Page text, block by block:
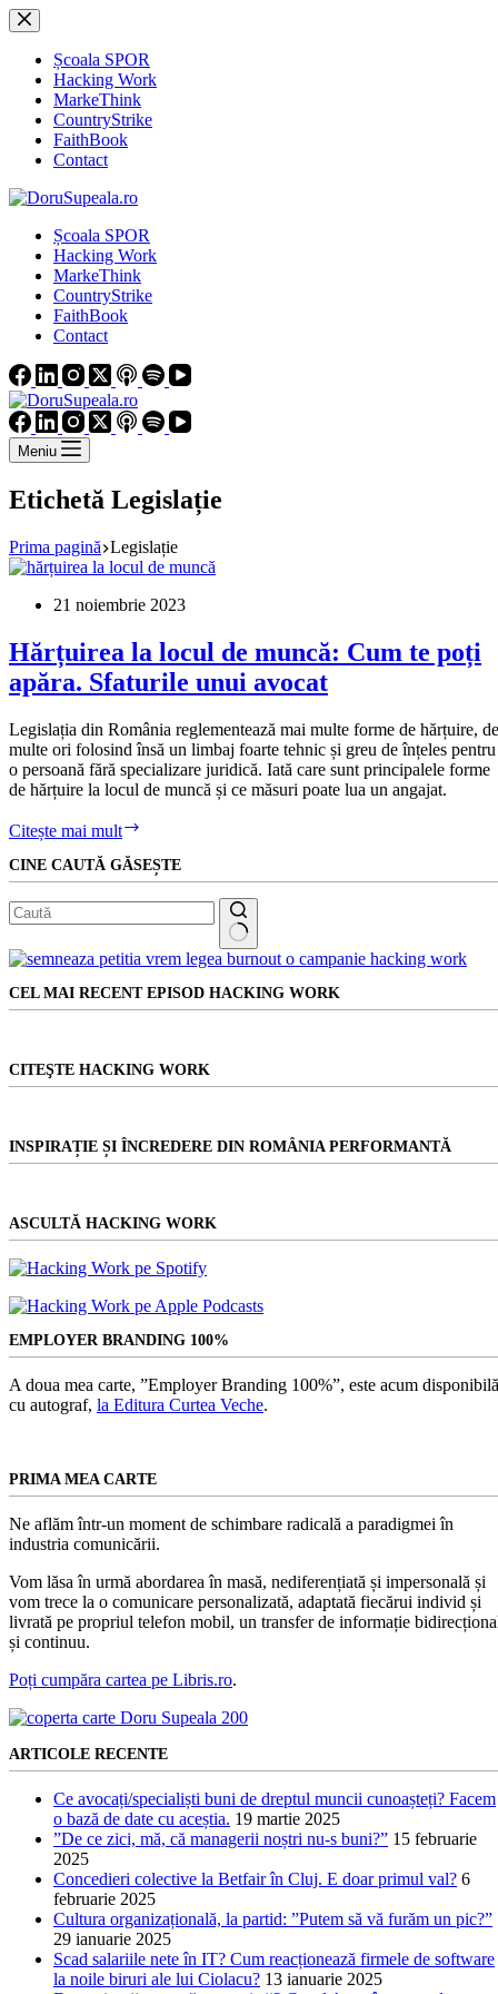
Sari
la
conținutȘcoala SPOR
Hacking Work
MarkeThink
CountryStrike
FaithBook
Contact
Școala SPOR
Hacking Work
MarkeThink
CountryStrike
FaithBook
Contact
Meniu
Etichetă Legislație
Prima pagină Legislație
21 noiembrie 2023
Hărțuirea la locul de muncă: Cum te poți
apăra. Sfaturile unui avocat
Legislația din România reglementează mai multe forme de hărțuire, de
multe ori folosind însă un limbaj foarte tehnic și greu de înțeles pentru
o persoană fără specializare juridică. Iată care sunt principalele forme
de hărțuire la locul de muncă și ce măsuri poate lua un angajat.
Citește mai mult
locul
de
muncă:
Cum
poți
apăra.
Sfaturile
CINE CAUTĂ GĂSEȘTE
Niciun
CEL MAI RECENT EPISOD HACKING WORK
CITEŞTE HACKING WORK
INSPIRAȚIE ȘI ÎNCREDERE DIN ROMÂNIA PERFORMANTĂ
ASCULTĂ HACKING WORK
EMPLOYER BRANDING 100%
A doua mea carte, ”Employer Branding 100%”, este acum
cu autograf, la Editura Curtea Veche.
PRIMA MEA CARTE
Ne aflăm într-un moment de schimbare radicală a paradigmei în
industria comunicării.
Vom lăsa în urmă abordarea în masă, nediferențiată și impersonală și
vom trece la o comunicare personalizată, adaptată fiecărui individ și
livrată pe propriul telefon mobil, un transfer de informație
și continuu.
Poți cumpăra cartea pe Libris.ro.
ARTICOLE RECENTE
Ce avocați/specialiști buni de dreptul muncii cunoașteți? Facem
o bază de date cu aceștia. 19 martie 2025
”De ce zici, mă, că managerii noștri nu-s buni?” 15 februarie
2025
Concedieri colective la Betfair în Cluj. E doar primul val? 6
februarie 2025
Cultura organizațională, la partid: ”Putem să vă furăm un pic?”
29 ianuarie 2025
Scad salariile nete în IT? Cum reacționează firmele de software
la noile biruri ale lui Ciolacu? 13 ianuarie 2025